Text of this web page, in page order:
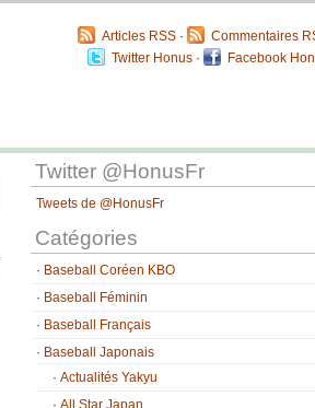
Articles RSS ·
Commentaires
Twitter Honus · Facebook
Twitter @HonusFr
Tweets de @HonusFr
Catégories
Baseball Coréen KBO
Baseball Féminin
Baseball Français
Baseball Japonais
Actualités Yakyu
All Star Japan